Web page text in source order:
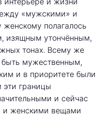
«мужскими» и
полагалось
изящным утончённым,
тонах. Всему же
мужественным,
и в приоритете были
границы
и сейчас
женскими вещами